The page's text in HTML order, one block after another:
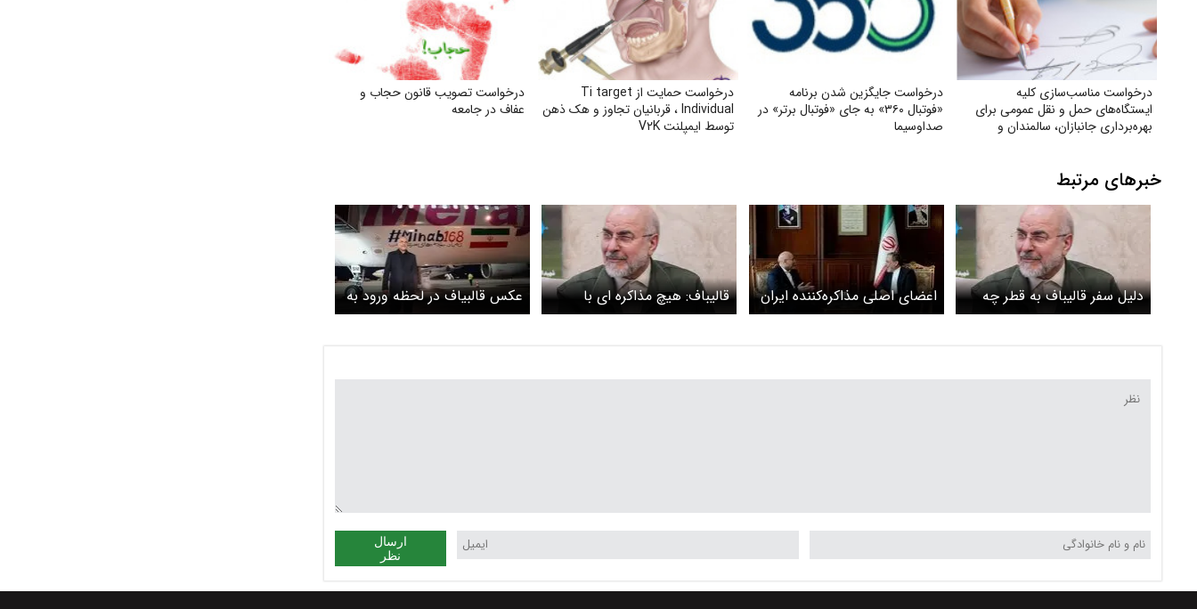
درخواست مناسب‌سازی کلیه
ایستگاه‌های حمل‌ و نقل عمومی برای
بهره‌برداری جانبازان، سالمندان و
درخواست جایگزین شدن برنامه
«فوتبال ۳۶۰» به جای «فوتبال برتر» در
صداوسیما
درخواست حمایت از Ti target
Individual ، قربانیان تجاوز و هک ذهن
توسط ایمپلنت V۲K
درخواست تصویب قانون حجاب و
عفاف در جامعه
خبرهای مرتبط
دلیل سفر قالیباف به قطر چه
بود؟ آیا احتمال دریافت پول
اعضای اصلی مذاکره‌کننده ایران
چه کسانی هستند؟
قالیباف: هیچ مذاکره ای با
آمریکا انجام نشده است
عکس قالبیاف در لحظه ورود به
سوئیس که پربازدید شد
ارسال
نظر